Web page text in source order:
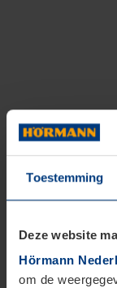
Toestemming
Deze website
Hörmann
om de